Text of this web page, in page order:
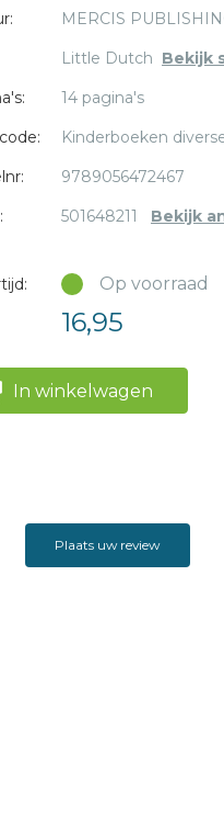
MERCIS
Little Dutch Bekijk
14 pagina's
Kinderboeken
9789056472467
501648211 Bekijk
Op voorraad
16,95
In winkelwagen
Plaats uw review